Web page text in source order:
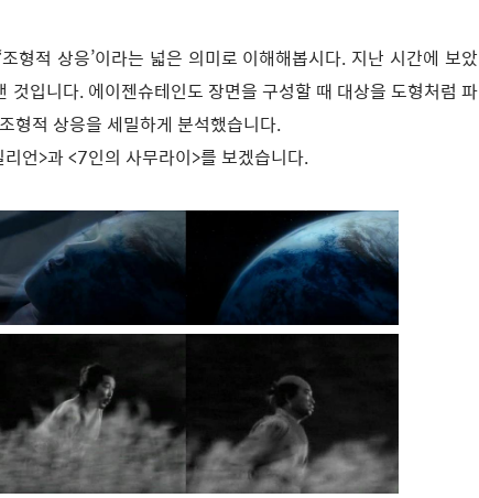
적 상응’이라는 넓은 의미로 이해해봅시다. 지난 시간에 보았
것입니다. 에이젠슈테인도 장면을 구성할 때 대상을 도형처럼 파
형적 상응을 세밀하게 분석했습니다.
리언>과 <7인의 사무라이>를 보겠습니다.